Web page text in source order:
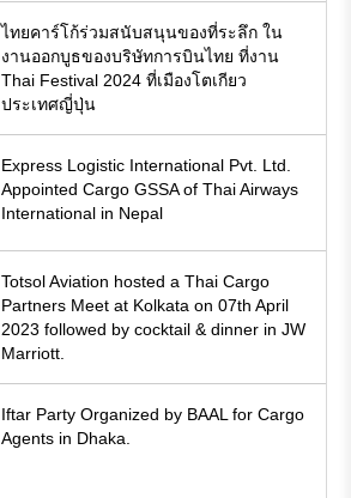
ไทยคาร์โก้ร่วมสนับสนุนของที่ระลึก ใน
งานออกบูธของบริษัทการบินไทย ที่งาน
Thai Festival 2024 ที่เมืองโตเกียว
ประเทศญี่ปุ่น
Express Logistic International Pvt. Ltd.
Appointed Cargo GSSA of Thai Airways
International in Nepal
Totsol Aviation hosted a Thai Cargo
Partners Meet at Kolkata on 07th April
2023 followed by cocktail & dinner in JW
Marriott.
Iftar Party Organized by BAAL for Cargo
Agents in Dhaka.